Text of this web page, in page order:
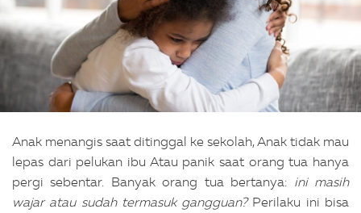
Anak menangis saat ditinggal ke sekolah, Anak tidak mau
lepas dari pelukan ibu Atau panik saat orang tua hanya
pergi sebentar. Banyak orang tua bertanya: ini masih
wajar atau sudah termasuk gangguan? Perilaku ini bisa